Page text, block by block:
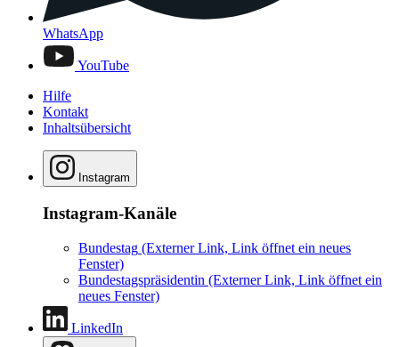
WhatsApp
YouTube
Hilfe
Kontakt
Inhaltsübersicht
Instagram
Instagram-Kanäle
Bundestag (Externer Link, Link öffnet ein neues
Fenster)
Bundestagspräsidentin (Externer Link, Link öffnet ein
neues Fenster)
LinkedIn